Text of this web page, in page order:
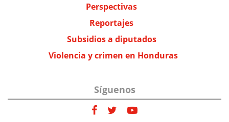
Perspectivas
Reportajes
Subsidios a diputados
Violencia y crimen en Honduras
Síguenos